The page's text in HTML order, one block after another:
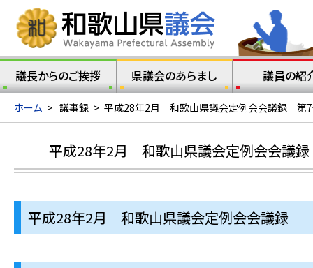
議長からのご挨拶 県議会のあらまし 議員の紹
ホーム > 議事録 > 平成28年2月 和歌山県議会定例会会議録 第7
平成28年2月 和歌山県議会定例会会議
平成28年2月 和歌山県議会定例会会議録